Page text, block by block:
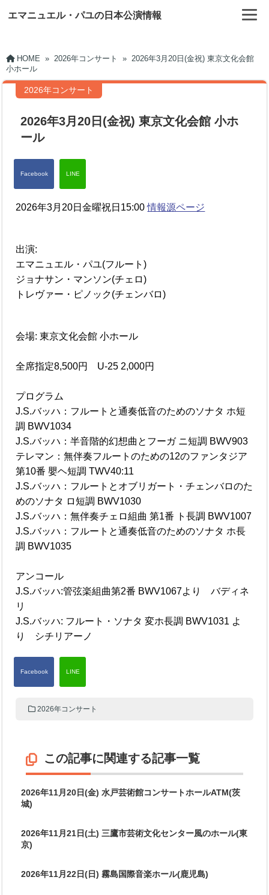
エマニュエル・パユの日本公演情報
HOME » 2026年コンサート » 2026年3月20日(金祝) 東京文化会館
小ホール
2026年コンサート
2026年3月20日(金祝) 東京文化会館 小ホ
ール
2026年3月20日金曜祝日15:00情報源ページ
出演:
エマニュエル・パユ(フルート)
ジョナサン・マンソン(チェロ)
トレヴァー・ピノック(チェンバロ)
会場: 東京文化会館 小ホール
全席指定8,500円 U-25 2,000円
プログラム
J.S.バッハ：フルートと通奏低音のためのソナタ ホ短
調 BWV1034
J.S.バッハ：半音階的幻想曲とフーガ ニ短調 BWV903
テレマン：無伴奏フルートのための12のファンタジア
第10番 嬰ヘ短調 TWV40:11
J.S.バッハ：フルートとオブリガート・チェンバロのた
めのソナタ ロ短調 BWV1030
J.S.バッハ：無伴奏チェロ組曲 第1番 ト長調 BWV1007
J.S.バッハ：フルートと通奏低音のためのソナタ ホ長
調 BWV1035
アンコール
J.S.バッハ:管弦楽組曲第2番 BWV1067より バディネ
リ
J.S.バッハ: フルート・ソナタ 変ホ長調 BWV1031 よ
り シチリアーノ
2026年コンサート
この記事に関連する記事一覧
2026年11月20日(金) 水戸芸術館コンサートホールATM(茨
城)
2026年11月21日(土) 三鷹市芸術文化センター風のホール(東
京)
2026年11月22日(日) 霧島国際音楽ホール(鹿児島)